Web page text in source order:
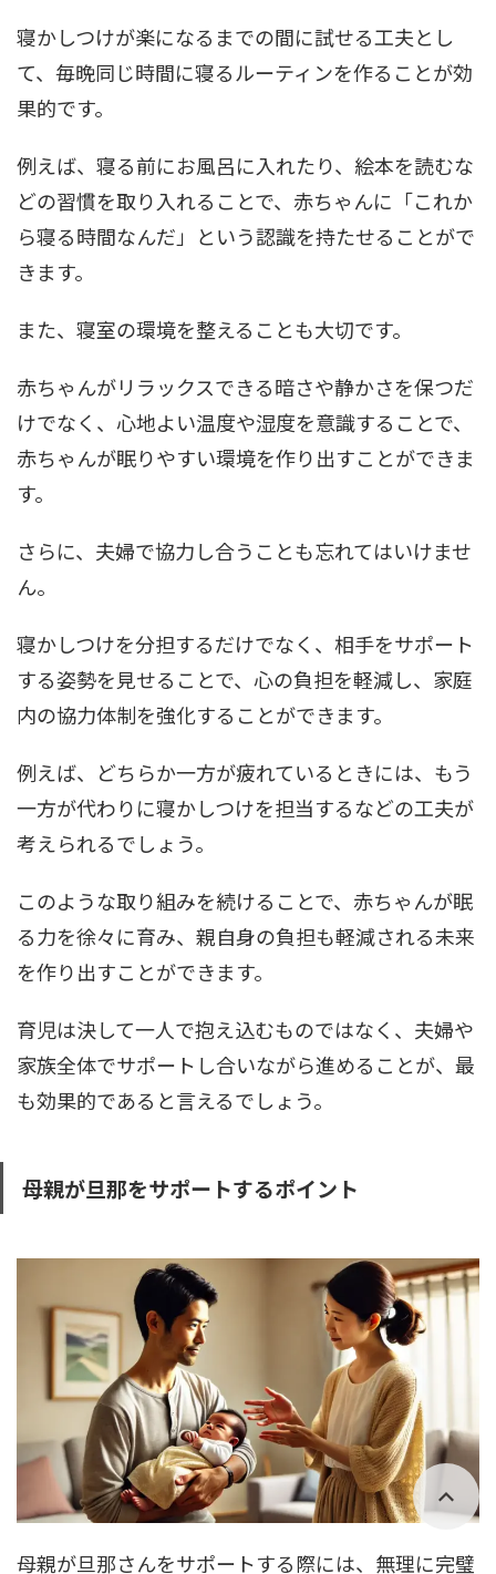
寝かしつけが楽になるまでの間に試せる工夫とし
て、毎晩同じ時間に寝るルーティンを作ることが効
果的です。
例えば、寝る前にお風呂に入れたり、絵本を読むな
どの習慣を取り入れることで、赤ちゃんに「これか
ら寝る時間なんだ」という認識を持たせることがで
きます。
また、寝室の環境を整えることも大切です。
赤ちゃんがリラックスできる暗さや静かさを保つだ
けでなく、心地よい温度や湿度を意識することで、
赤ちゃんが眠りやすい環境を作り出すことができま
す。
さらに、夫婦で協力し合うことも忘れてはいけませ
ん。
寝かしつけを分担するだけでなく、相手をサポート
する姿勢を見せることで、心の負担を軽減し、家庭
内の協力体制を強化することができます。
例えば、どちらか一方が疲れているときには、もう
一方が代わりに寝かしつけを担当するなどの工夫が
考えられるでしょう。
このような取り組みを続けることで、赤ちゃんが眠
る力を徐々に育み、親自身の負担も軽減される未来
を作り出すことができます。
育児は決して一人で抱え込むものではなく、夫婦や
家族全体でサポートし合いながら進めることが、最
も効果的であると言えるでしょう。
母親が旦那をサポートするポイント
母親が旦那さんをサポートする際には、無理に完璧